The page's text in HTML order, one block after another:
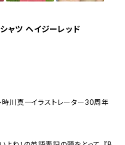
ツ ヘイジーレッド
川真一イラストレーター30周年